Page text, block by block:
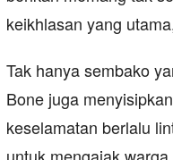
keikhlasan yang
Tak hanya sembako
Bone juga
keselamatan berlalu